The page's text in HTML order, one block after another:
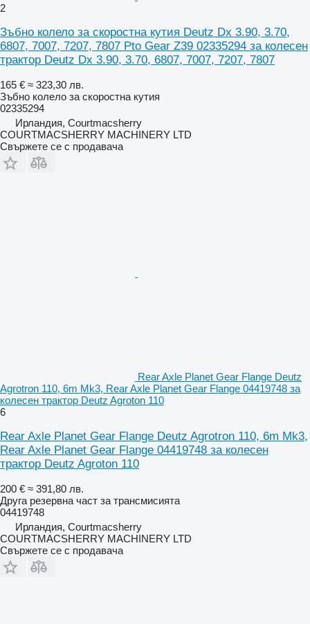
2
Зъбно колело за скоростна кутия Deutz Dx 3.90, 3.70,
6807, 7007, 7207, 7807 Pto Gear Z39 02335294 за колесен
трактор Deutz Dx 3.90, 3.70, 6807, 7007, 7207, 7807
165 € ≈ 323,30 лв.
Зъбно колело за скоростна кутия
02335294
Ирландия, Courtmacsherry
COURTMACSHERRY MACHINERY LTD
Свържете се с продавача
Rear Axle Planet Gear Flange Deutz
Agrotron 110, 6m Mk3, Rear Axle Planet Gear Flange 04419748 за
колесен трактор Deutz Agroton 110
6
Rear Axle Planet Gear Flange Deutz Agrotron 110, 6m Mk3,
Rear Axle Planet Gear Flange 04419748 за колесен
трактор Deutz Agroton 110
200 € ≈ 391,80 лв.
Друга резервна част за трансмисията
04419748
Ирландия, Courtmacsherry
COURTMACSHERRY MACHINERY LTD
Свържете се с продавача